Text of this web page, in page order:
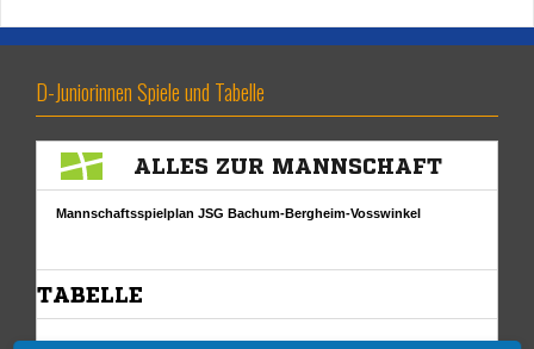
D-Juniorinnen Spiele und Tabelle